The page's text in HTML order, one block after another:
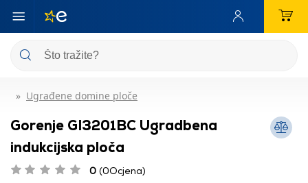
Ugrađene domine ploče
Gorenje GI3201BC Ugradbena
indukcijska ploča
0 (0Ocjena)